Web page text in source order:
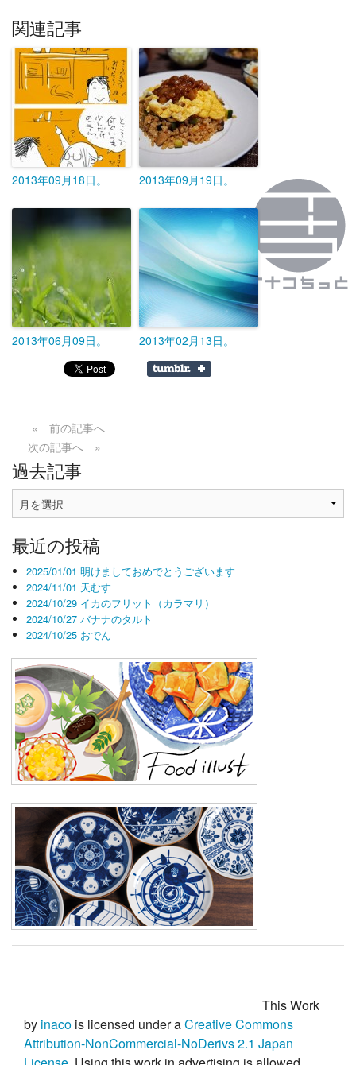
関連記事
2013年09月18日。 2013年09月19日。
2013年06月09日。 2013年02月13日。
« 前の記事へ
次の記事へ »
過去記事
過
去
事
最近の投稿
2025/01/01 明けましておめでとうございます
2024/11/01 天むす
2024/10/29 イカのフリット（カラマリ）
2024/10/27 バナナのタルト
2024/10/25 おでん
This Work
by inaco is licensed under aCreative Commons
Attribution-NonCommercial-NoDerivs 2.1 Japan